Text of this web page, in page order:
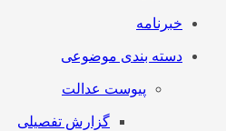
خبرنامه
دسته بندی موضوعی
پیوست عدالت
گزارش تفصیلی